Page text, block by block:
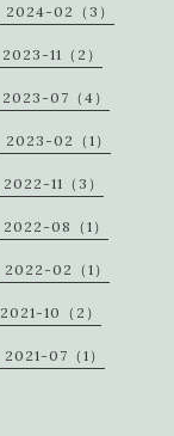
2024-02（3）
2023-11（2）
2023-07（4）
2023-02（1）
2022-11（3）
2022-08（1）
2022-02（1）
2021-10（2）
2021-07（1）